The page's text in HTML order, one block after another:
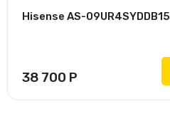
Hisense AS-09UR4SYDDB15
38 700 Р